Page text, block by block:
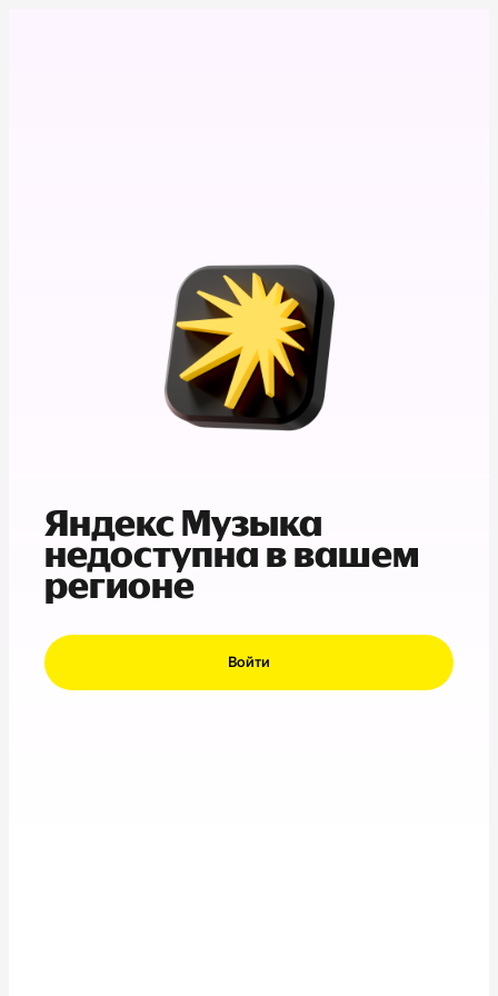
Яндекс Музыка
недоступна в вашем
регионе
Войти